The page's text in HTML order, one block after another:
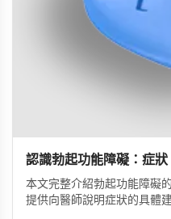
認識勃起功能障礙：症
本文完整介紹勃起功能障礙
提供向醫師說明症狀的具體